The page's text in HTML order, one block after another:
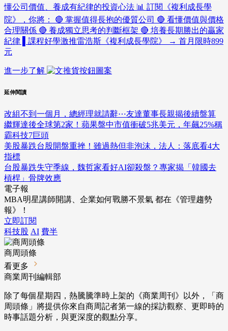
懂公司價值、養成有紀律的投資心法 📊 訂閱《複利成長學
院》，你將： 🔴 掌握值得長抱的優質公司 🔴 看懂價值與價格
合理關係 🔴 養成獨立思考的判斷框架 🔴 培養長期勝出的贏家
紀律 ▌課程好學激推雷浩斯《複利成長學院》 → 首月限時899
元
進一步了解
延伸閱讀
改組不到一個月，總經理就請辭⋯友達董事長親揭後續盤算
繼輝達後全球第2家！蘋果盤中市值衝破5兆美元，年飆25%稱
霸科技7巨頭
美股暴跌台股開盤重挫！雖過熱但非泡沫，法人：落底看4大
指標
台股暴跌失守季線，魏哲家看好AI卻殺盤？專家揭「韓國去
槓桿」骨牌效應
電子報
MBA明星講師開講、企業如何戰勝不景氣 都在《管理趨勢
報》！
立即訂閱
科技股 AI 費半
商周頭條
看更多
商業周刊編輯部
除了每個星期四，熱騰騰準時上架的《商業周刊》以外，「商
周頭條」將提供你來自商周記者第一線的採訪觀察、 更即時的
時事話題分析，與更深度的觀點分享。